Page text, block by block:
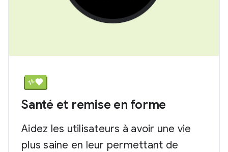
Santé et remise en forme
Aidez les utilisateurs à avoir une vie
plus saine en leur permettant de